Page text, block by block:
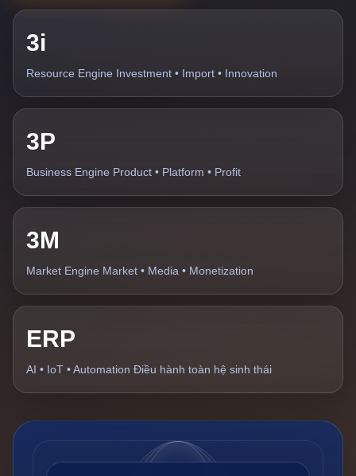
3i
Resource Engine Investment • Import • Innovation
3P
Business Engine Product • Platform • Profit
3M
Market Engine Market • Media • Monetization
ERP
AI • IoT • Automation Điều hành toàn hệ sinh thái